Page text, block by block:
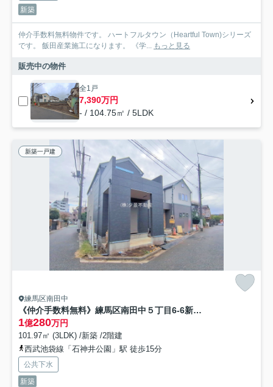
新築
仲介手数料無料物件です。 ハートフルタウン（Heartful Town)シリーズ
です。 飯田産業施工になります。 《学... もっと見る
販売中の物件
全1戸
7,390万円
- / 104.75㎡ / 5LDK
新築一戸建
練馬区南田中
《仲介手数料無料》練馬区南田中５丁目6-6新築一戸建て
1億280万円
101.97㎡ (3LDK) /新築 /2階建
西武池袋線「石神井公園」駅 徒歩15分
公共下水
新築